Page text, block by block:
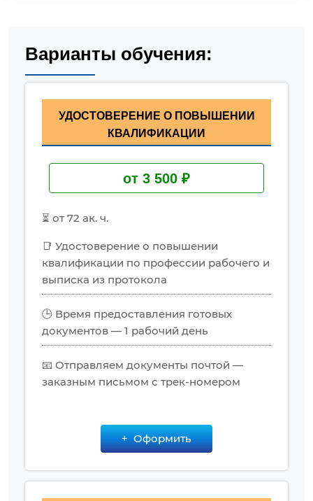
Варианты обучения:
УДОСТОВЕРЕНИЕ О ПОВЫШЕНИИ
КВАЛИФИКАЦИИ
от 3 500 ₽
⏳ от 72 ак. ч.
📑 Удостоверение о повышении
квалификации по профессии рабочего и
выписка из протокола
🕒 Время предоставления готовых
документов — 1 рабочий день
📧 Отправляем документы почтой —
заказным письмом с трек-номером
Оформить